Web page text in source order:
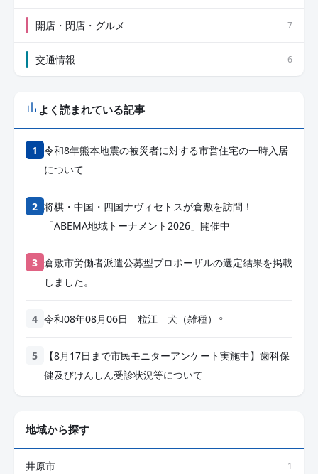
開店・閉店・グルメ 7
交通情報 6
よく読まれている記事
令和8年熊本地震の被災者に対する市営住宅の一時入居
について
将棋・中国・四国ナヴィセトスが倉敷を訪問！
「ABEMA地域トーナメント2026」開催中
倉敷市労働者派遣公募型プロポーザルの選定結果を掲載
しました。
令和08年08月06日 粒江 犬（雑種）♀
【8月17日まで市民モニターアンケート実施中】歯科保
健及びけんしん受診状況等について
地域から探す
井原市 1